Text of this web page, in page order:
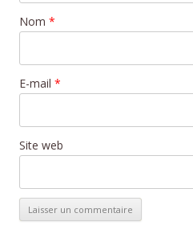
Nom *
E-mail *
Site web